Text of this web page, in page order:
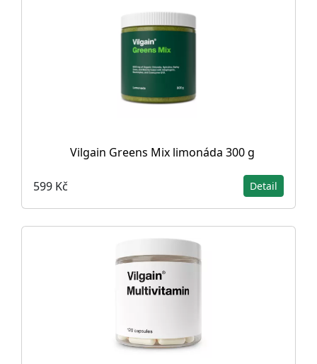
Vilgain Greens Mix limonáda 300 g
599 Kč Detail